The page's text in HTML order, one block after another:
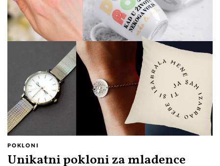
POKLONI
Unikatni pokloni za mladence